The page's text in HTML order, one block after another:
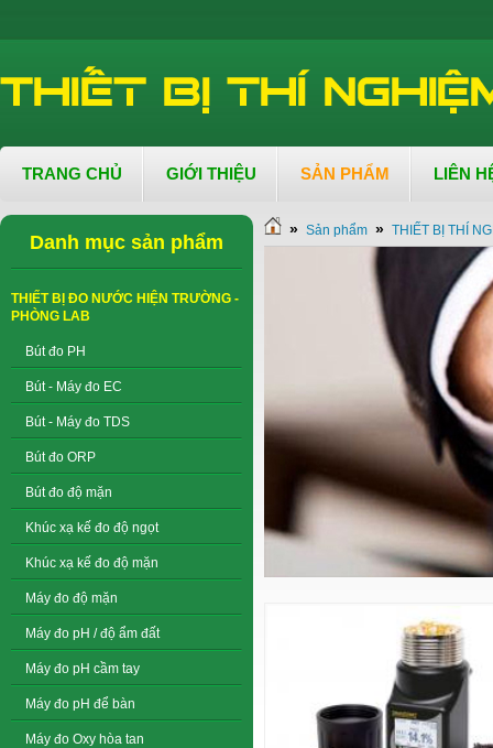
TRANG CHỦ GIỚI THIỆU SẢN PHẨM LIÊN
Danh mục sản phẩm
THIẾT BỊ ĐO NƯỚC HIỆN TRƯỜNG -
PHÒNG LAB
Bút đo PH
Bút - Máy đo EC
Bút - Máy đo TDS
Bút đo ORP
Bút đo độ mặn
Khúc xạ kế đo độ ngọt
Khúc xạ kế đo độ mặn
Máy đo độ mặn
Máy đo pH / độ ẩm đất
Máy đo pH cầm tay
Máy đo pH để bàn
Máy đo Oxy hòa tan
» Sản phẩm » THIẾT BỊ THÍ